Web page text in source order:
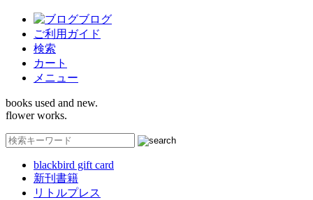
ブログ
ご利用ガイド
検索
カート
メニュー
books used and new.
flower works.
blackbird gift card
新刊書籍
リトルプレス